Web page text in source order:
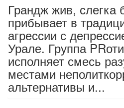
Грандж жив, слегка
прибывает в
агрессии с
Урале. Группа
исполняет смесь
местами
альтернативы и...